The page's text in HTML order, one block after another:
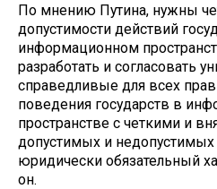
По мнению Путина, нужны
допустимости действий
информационном
разработать и согласовать
справедливые для всех
поведения государств в
пространстве с четкими и
допустимых и недопустимых
юридически обязательный
он.